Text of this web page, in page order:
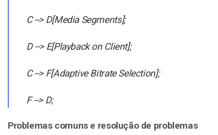
C --> D[Media Segments];
D --> E[Playback on Client];
C --> F[Adaptive Bitrate Selection];
F --> D;
Problemas comuns e resolução de problemas